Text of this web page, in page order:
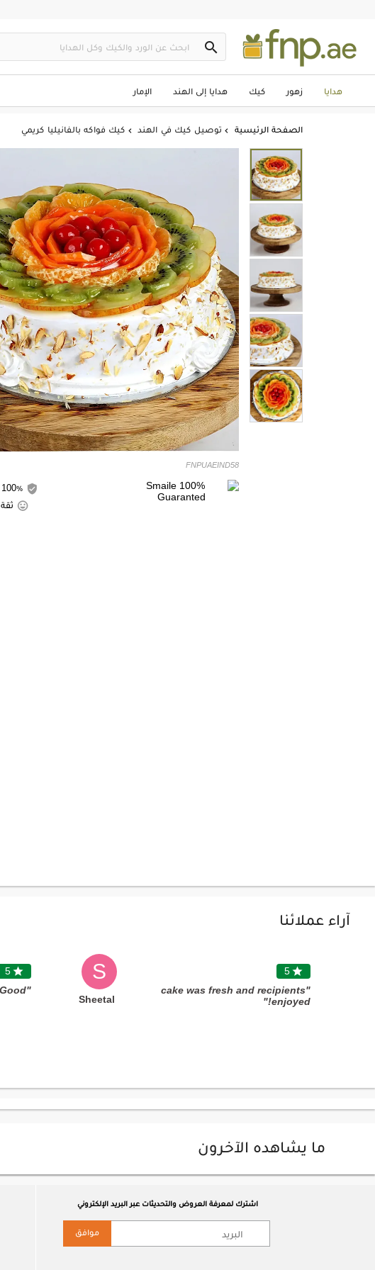

هدايا زهور كيك هدايا إلى الهند الإمار
الصفحة الرئيسية  توصيل كيك في الهند  كيك فواكه بالفانيليا كريمي
FNPUAEIND58
ثقة 6 ملاين شخص.
آراء عملائنا
S
Sheetal
5
"cake was fresh and recipients
enjoyed!"
5
"Good"
ما يشاهده الآخرون
اشترك لمعرفة العروض والتحديثات عبر البريد الإلكتروني
موافق